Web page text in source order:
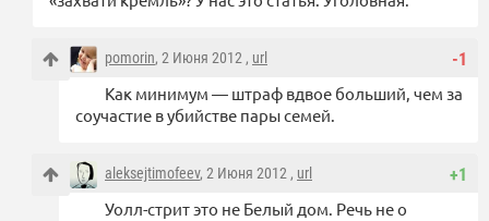
-1
pomorin, 2 Июня 2012 , url
Как минимум — штраф вдвое больший, чем за
соучастие в убийстве пары семей.
+1
aleksejtimofeev, 2 Июня 2012 , url
Уолл-стрит это не Белый дом. Речь не о